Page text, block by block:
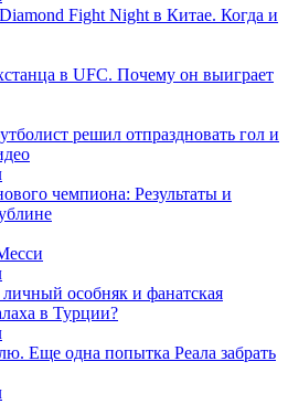
Fight Night в Китае. Когда и
в UFC. Почему он выиграет
решил отпраздновать гол и
чемпиона: Результаты и
особняк и фанатская
в Турции?
Еще одна попытка Реала забрать